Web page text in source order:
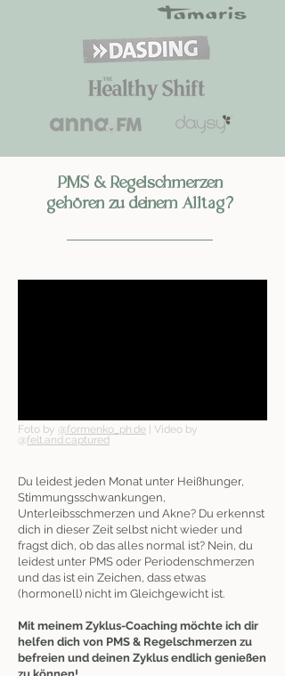
PMS & Regelschmerzen
gehören zu deinem Alltag?
Foto by @formenko_ph.de | Video by
@felt.and.captured
Du leidest jeden Monat unter Heißhunger,
Stimmungsschwankungen,
Unterleibsschmerzen und Akne? Du erkennst
dich in dieser Zeit selbst nicht wieder und
fragst dich, ob das alles normal ist? Nein, du
leidest unter PMS oder Periodenschmerzen
und das ist ein Zeichen, dass etwas
(hormonell) nicht im Gleichgewicht ist.
Mit meinem Zyklus-Coaching möchte ich dir
helfen dich von PMS & Regelschmerzen zu
befreien und deinen Zyklus endlich genießen